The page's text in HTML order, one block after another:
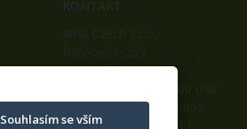
KONTAKT
542 32, Úpice
Mobil: +420 739 452 092
Souhlasím se vším